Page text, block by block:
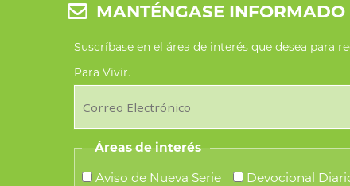
MANTÉNGASE INFORMADO
Suscríbase en el área de interés que desea para
Para Vivir.
Áreas de interés
Aviso de Nueva Serie
Devocional